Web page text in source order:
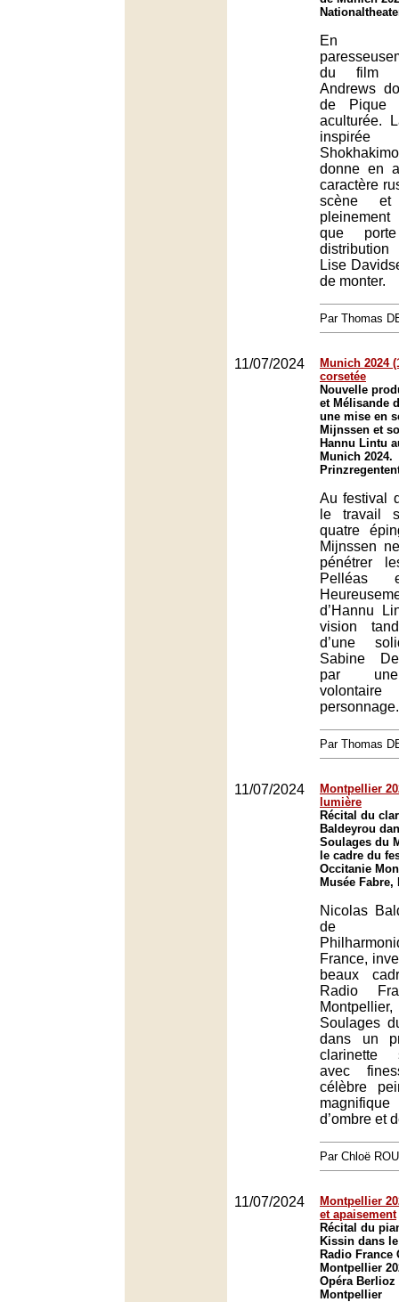
En
du film
Andrews
de Pique
aculturée.
donne en
caractère
scène
que
Lise
de monter.
Par Thomas
11/07/2024
Munich 2024
corsetée
Nouvelle
et Mélisande
une mise en
Mijnssen et
Hannu Lintu
Munich 2024.
Au festival
le travail
quatre
Mijnssen
pénétrer
Pelléas
d’Hannu
vision
d’une
Sabine
par une
personnage.
Par Thomas
11/07/2024
Montpellier
lumière
Récital du
Baldeyrou
Soulages du
le cadre du
Occitanie
Musée
Nicolas
de
France,
beaux
Radio
Soulages
dans un
clarinette
avec
célèbre
d’ombre et
Par Chloë
11/07/2024
Montpellier
et apaisement
Récital du
Kissin dans
Radio France
Montpellier
Opéra Berlioz
Montpellier